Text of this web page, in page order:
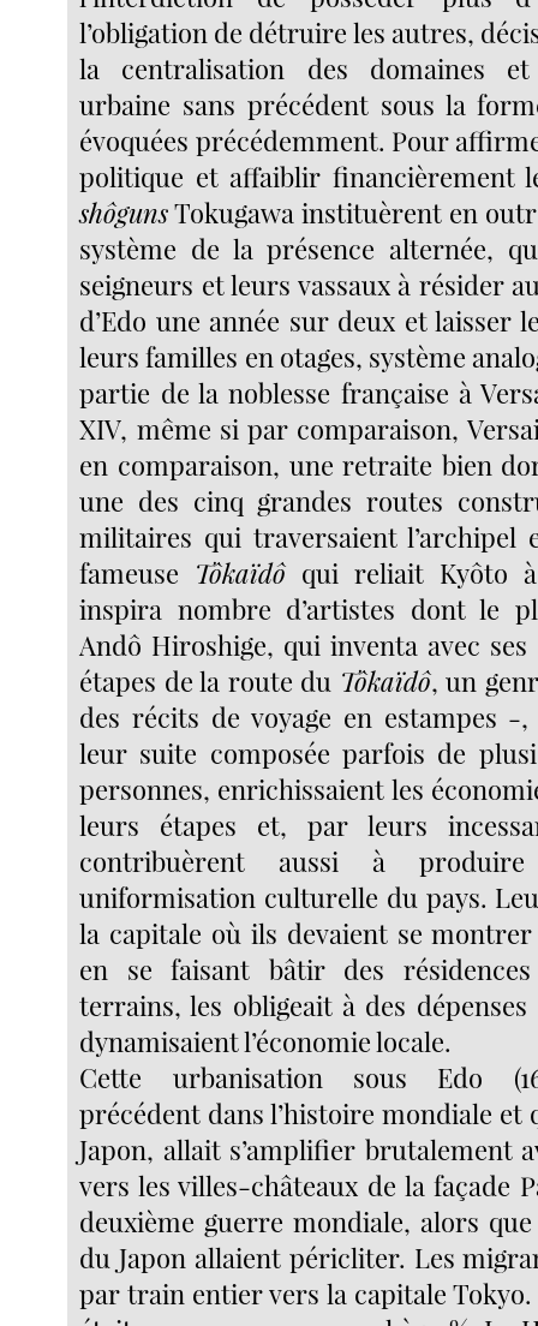
l’obligation de détruire les autres,
la centralisation des domaines et
urbaine sans précédent sous la
évoquées précédemment. Pour
politique et affaiblir financièrement
shôgunsTokugawa instituèrent en
système de la présence alternée,
seigneurs et leurs vassaux à résider
d’Edo une année sur deux et laisser
leurs familles en otages, système
partie de la noblesse française à
XIV, même si par comparaison,
en comparaison, une retraite bien
une des cinq grandes routes
militaires qui traversaient l’archipel
fameuse Tôkaïdô qui reliait Kyôto
inspira nombre d’artistes dont le
Andô Hiroshige, qui inventa avec
étapes de la route du Tôkaïdô, un
des récits de voyage en estampes -
leur suite composée parfois de
personnes, enrichissaient les
leurs étapes et, par leurs
contribuèrent aussi à
uniformisation culturelle du pays.
la capitale où ils devaient se
en se faisant bâtir des résidences
terrains, les obligeait à des
dynamisaient l’économie locale.
Cette urbanisation sous Edo
précédent dans l’histoire mondiale et
Japon, allait s’amplifier brutalement
vers les villes-châteaux de la façade
deuxième guerre mondiale, alors
du Japon allaient péricliter. Les
par train entier vers la capitale Tokyo.